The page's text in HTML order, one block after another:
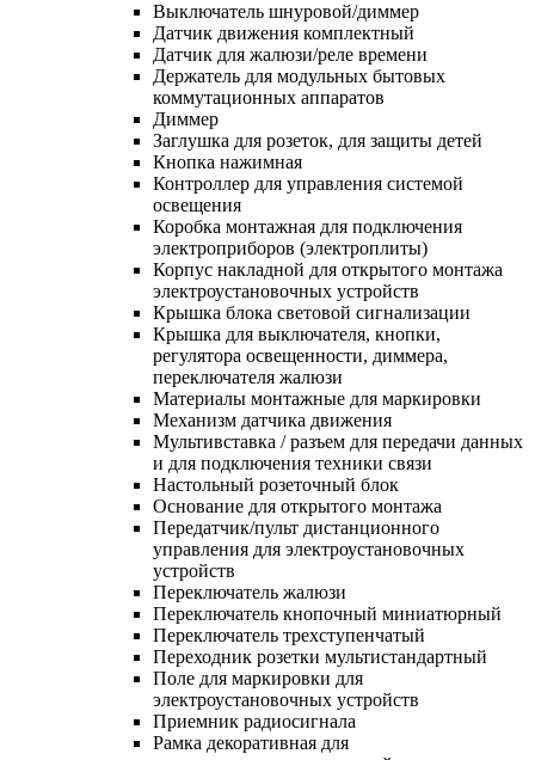
Выключатель шнуровой/диммер
Датчик движения комплектный
Датчик для жалюзи/реле времени
Держатель для модульных бытовых
коммутационных аппаратов
Диммер
Заглушка для розеток, для защиты детей
Кнопка нажимная
Контроллер для управления системой
освещения
Коробка монтажная для подключения
электроприборов (электроплиты)
Корпус накладной для открытого монтажа
электроустановочных устройств
Крышка блока световой сигнализации
Крышка для выключателя, кнопки,
регулятора освещенности, диммера,
переключателя жалюзи
Материалы монтажные для маркировки
Механизм датчика движения
Мультивставка / разъем для передачи данных
и для подключения техники связи
Настольный розеточный блок
Основание для открытого монтажа
Передатчик/пульт дистанционного
управления для электроустановочных
устройств
Переключатель жалюзи
Переключатель кнопочный миниатюрный
Переключатель трехступенчатый
Переходник розетки мультистандартный
Поле для маркировки для
электроустановочных устройств
Приемник радиосигнала
Рамка декоративная для